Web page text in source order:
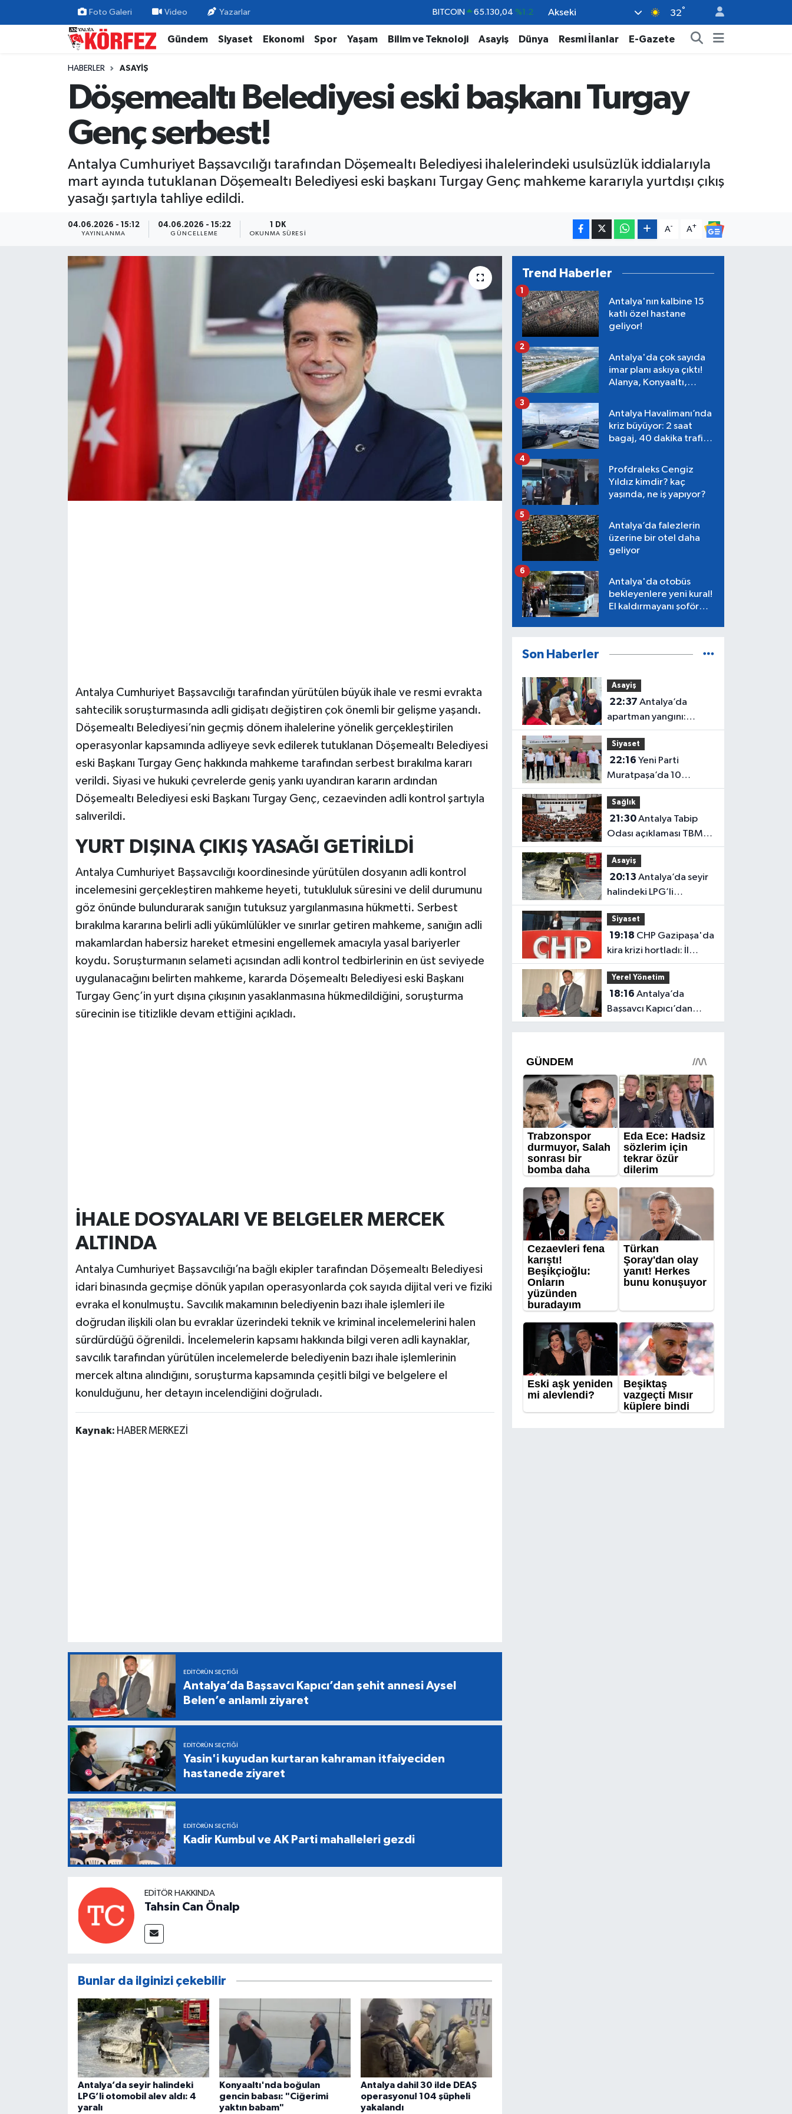
Foto Galeri Video Yazarlar DOLAR 47,7106 %0.17
EURO 55,1652 %0.27
BİST100 13.773 %-19
Akseki 32°
Gündem Siyaset Ekonomi Spor Yaşam Bilim ve Teknoloji Asayiş Dünya Resmi İlanlar E-Gazete
HABERLER ASAYIŞ
Döşemealtı Belediyesi eski başkanı Turgay
Genç serbest!
Antalya Cumhuriyet Başsavcılığı tarafından Döşemealtı Belediyesi ihalelerindeki usulsüzlük iddialarıyla
mart ayında tutuklanan Döşemealtı Belediyesi eski başkanı Turgay Genç mahkeme kararıyla yurtdışı çıkış
yasağı şartıyla tahliye edildi.
04.06.2026 - 15:12
YAYINLANMA
04.06.2026 - 15:22
GÜNCELLEME
1 DK
OKUNMA SÜRESI
A- A+
Antalya Cumhuriyet Başsavcılığı tarafından yürütülen büyük ihale ve resmi evrakta
sahtecilik soruşturmasında adli gidişatı değiştiren çok önemli bir gelişme yaşandı.
Döşemealtı Belediyesi’nin geçmiş dönem ihalelerine yönelik gerçekleştirilen
operasyonlar kapsamında adliyeye sevk edilerek tutuklanan Döşemealtı Belediyesi
eski Başkanı Turgay Genç hakkında mahkeme tarafından serbest bırakılma kararı
verildi. Siyasi ve hukuki çevrelerde geniş yankı uyandıran kararın ardından
Döşemealtı Belediyesi eski Başkanı Turgay Genç, cezaevinden adli kontrol şartıyla
salıverildi.
YURT DIŞINA ÇIKIŞ YASAĞI GETİRİLDİ
Antalya Cumhuriyet Başsavcılığı koordinesinde yürütülen dosyanın adli kontrol
incelemesini gerçekleştiren mahkeme heyeti, tutukluluk süresini ve delil durumunu
göz önünde bulundurarak sanığın tutuksuz yargılanmasına hükmetti. Serbest
bırakılma kararına belirli adli yükümlülükler ve sınırlar getiren mahkeme, sanığın adli
makamlardan habersiz hareket etmesini engellemek amacıyla yasal bariyerler
koydu. Soruşturmanın selameti açısından adli kontrol tedbirlerinin en üst seviyede
uygulanacağını belirten mahkeme, kararda Döşemealtı Belediyesi eski Başkanı
Turgay Genç’in yurt dışına çıkışının yasaklanmasına hükmedildiğini, soruşturma
sürecinin ise titizlikle devam ettiğini açıkladı.
İHALE DOSYALARI VE BELGELER MERCEK
ALTINDA
Antalya Cumhuriyet Başsavcılığı’na bağlı ekipler tarafından Döşemealtı Belediyesi
idari binasında geçmişe dönük yapılan operasyonlarda çok sayıda dijital veri ve fiziki
evraka el konulmuştu. Savcılık makamının belediyenin bazı ihale işlemleri ile
doğrudan ilişkili olan bu evraklar üzerindeki teknik ve kriminal incelemelerini halen
sürdürdüğü öğrenildi. İncelemelerin kapsamı hakkında bilgi veren adli kaynaklar,
savcılık tarafından yürütülen incelemelerde belediyenin bazı ihale işlemlerinin
mercek altına alındığını, soruşturma kapsamında çeşitli bilgi ve belgelere el
konulduğunu, her detayın incelendiğini doğruladı.
Kaynak: HABER MERKEZİ
EDITÖRÜN SEÇTIĞI
Antalya’da Başsavcı Kapıcı’dan şehit annesi Aysel
Belen’e anlamlı ziyaret
EDITÖRÜN SEÇTIĞI
Yasin'i kuyudan kurtaran kahraman itfaiyeciden
hastanede ziyaret
EDITÖRÜN SEÇTIĞI
Kadir Kumbul ve AK Parti mahalleleri gezdi
EDITÖR HAKKINDA
Tahsin Can Önalp
Bunlar da ilginizi çekebilir
Antalya’da seyir halindeki
LPG’li otomobil alev aldı: 4
yaralı
Konyaaltı'nda boğulan
gencin babası: "Ciğerimi
yaktın babam"
Antalya dahil 30 ilde DEAŞ
operasyonu! 104 şüpheli
yakalandı
Trend Haberler
Antalya'nın kalbine 15
katlı özel hastane
geliyor!
1
Antalya'da çok sayıda
imar planı askıya çıktı!
Alanya, Konyaaltı,
2
Antalya Havalimanı’nda
kriz büyüyor: 2 saat
bagaj, 40 dakika trafik,
3
Profdraleks Cengiz
Yıldız kimdir? kaç
yaşında, ne iş yapıyor?
4
Antalya’da falezlerin
üzerine bir otel daha
geliyor
5
Antalya'da otobüs
bekleyenlere yeni kural!
El kaldırmayanı şoför
6
Son Haberler
Asayiş
22:37
apartman yangını:
Mahsur kalan aile
kurtarıldı
Siyaset
22:16
Muratpaşa’da 10
belediye meclis üyesiyle
güçlendi
Sağlık
21:30Antalya Tabip
Odası açıklaması TBMM
gündeminde
Asayiş
20:13
halindeki LPG’li
otomobil alev aldı: 4
yaralı
Siyaset
19:18
kira krizi hortladı: İl
Başkanlığı mahkemeye
gitti
Yerel Yönetim
18:16
Başsavcı Kapıcı’dan
şehit annesi Aysel
Gündem
Yerel Yönetim
Ekonomi
Magazin
Kültür ve Sanat
Sivil Toplum
Nöbetçi Eczaneler
Trafik Durumu
Süper Lig Puan Durumu ve Fikstür
Tüm Manşetler
Son Dakika Haberleri
Haber Arşivi